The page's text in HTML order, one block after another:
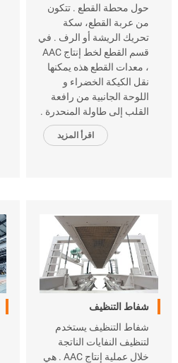
حول محطة القطع . تتكون
من عربة القطع، سكة
تحريك الريشة أو الرف . في
قسم القطع لخط إنتاج AAC
، معدات القطع هذه يمكنها
نقل الكيكة الخضراء و
اللوحة الجانبية من رافعة
القلب إلى طاولة المنحدرة .
اقرأ المزيد
شفاط التنظيف
شفاط التنظيف يستخدم
لتنظيف النفايات الناتجة
خلال عملية إنتاج AAC . هي